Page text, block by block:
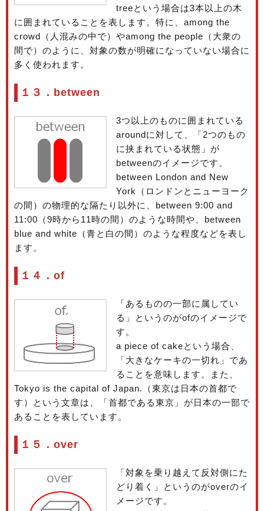
treeという場合は3本以上の木
に囲まれていることを表します。特に、among the
crowd（人混みの中で）やamong the people（大衆の
間で）のように、対象の数が明確になっていない場合に
多く使われます。
１３．between
3つ以上のものに囲まれている
aroundに対して、「2つのもの
に挟まれている状態」が
betweenのイメージです。
between London and New
York（ロンドンとニューヨーク
の間）の物理的な隔たり以外に、between 9:00 and
11:00（9時から11時の間）のような時間や、between
blue and white（青と白の間）のような程度などを表し
ます。
１４．of
「あるものの一部に属してい
る」というのがofのイメージで
す。
a piece of cakeという場合、
「大きなケーキの一切れ」であ
ることを意味します。また、
Tokyo is the capital of Japan.（東京は日本の首都で
す）という文章は、「首都である東京」が日本の一部で
あることを表しています。
１５．over
「対象を乗り越えて反対側にた
どり着く」というのがoverのイ
メージです。